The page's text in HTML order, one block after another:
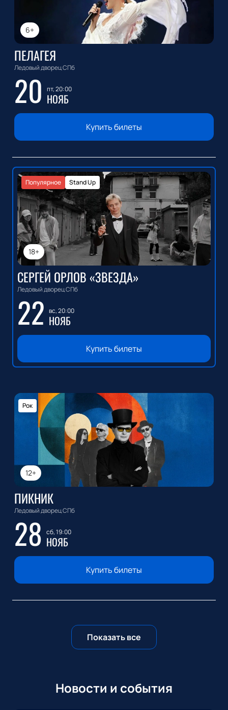
6+
ПЕЛАГЕЯ
Ледовый дворец СПб
20 пт, 20:00
НОЯБ
Купить билеты
18+
Stand Up
Популярное
СЕРГЕЙ ОРЛОВ «ЗВЕЗДА»
Ледовый дворец СПб
22 вс, 20:00
НОЯБ
Купить билеты
12+
Рок
ПИКНИК
Ледовый дворец СПб
28 сб, 19:00
НОЯБ
Купить билеты
Показать все
Новости и события